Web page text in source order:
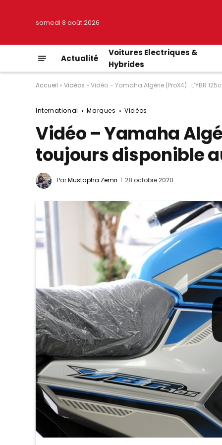
samedi 8 août 2026
Actualité
Voitures Electriques &
Hybrides
Accueil » Vidéos » Vidéo – Yamaha Algérie (ProX4) : L’YBR
International Marques Vidéos
Vidéo – Yamaha
toujours disponible
ParMustapha Zemri 28 octobre 2020